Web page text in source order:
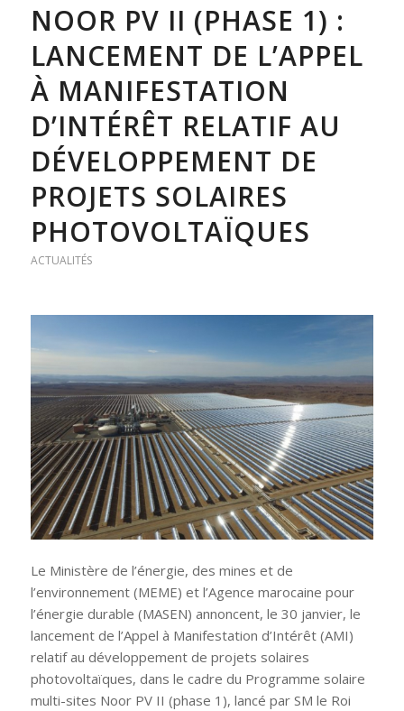
NOOR PV II (PHASE 1) :
LANCEMENT DE L’APPEL
À MANIFESTATION
D’INTÉRÊT RELATIF AU
DÉVELOPPEMENT DE
PROJETS SOLAIRES
PHOTOVOLTAÏQUES
ACTUALITÉS
Le Ministère de l’énergie, des mines et de
l’environnement (MEME) et l’Agence marocaine pour
l’énergie durable (MASEN) annoncent, le 30 janvier, le
lancement de l’Appel à Manifestation d’Intérêt (AMI)
relatif au développement de projets solaires
photovoltaïques, dans le cadre du Programme solaire
multi-sites Noor PV II (phase 1), lancé par SM le Roi